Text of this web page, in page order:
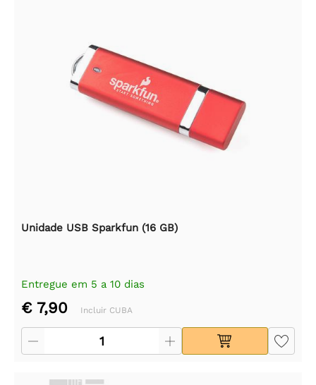
Unidade USB Sparkfun (16 GB)
Entregue em 5 a 10 dias
€ 7,90 Incluir CUBA